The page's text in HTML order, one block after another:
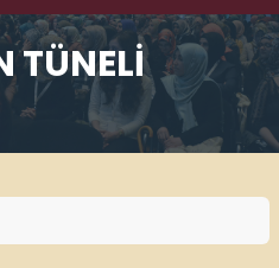
TÜNELİ